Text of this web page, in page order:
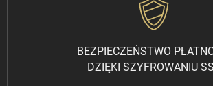
BEZPIECZEŃSTWO
DZIĘKI SZYFROWANIU